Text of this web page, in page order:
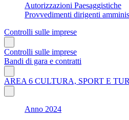
Autorizzazioni Paesaggistiche
Provvedimenti dirigenti
Controlli sulle imprese
Controlli sulle imprese
Bandi di gara e contratti
AREA 6 CULTURA, SPORT E
Anno 2024